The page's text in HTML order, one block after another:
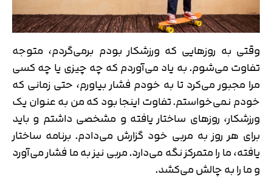
وقتی به روزهایی که ورزشکار بودم برمی­‌گردم، متوجه
تفاوت می­‌شوم. به یاد می­‌آوردم که چه چیزی یا چه کسی
مرا مجبور می­‌کرد تا به خودم فشار بیاورم، حتی زمانی که
خودم نمی­‌خواستم. تفاوت اینجا بود که من به عنوان یک
ورزشکار، روزهای ساختار یافته و مشخصی داشتم و باید
برای هر روز به مربی خود گزارش می‌­دادم. برنامه ساختار
یافته، ما را متمرکز نگه می­‌دارد. مربی نیز به ما فشار می­‌آورد
و ما را به چالش می‌­کشد.